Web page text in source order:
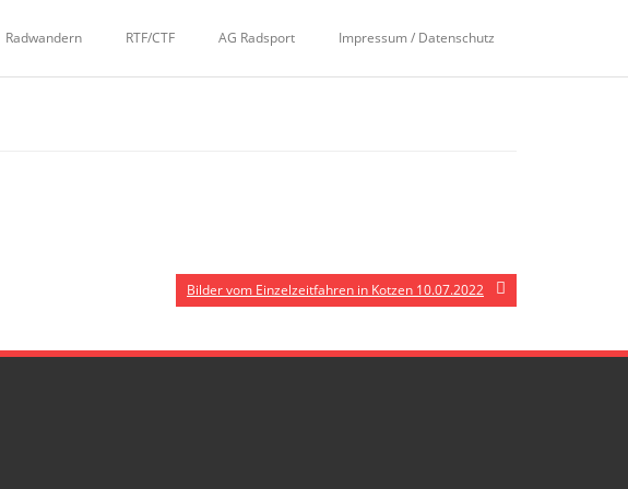
Radwandern RTF/CTF AG Radsport Impressum / Datenschutz
Bilder vom Einzelzeitfahren in Kotzen 10.07.2022